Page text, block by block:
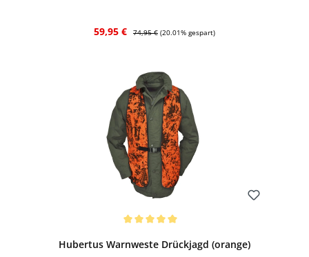
Verkaufspreis:
59,95 € Regulärer Preis:
74,95 € (20.01% gespart)
Hubertus Warnweste Drückjagd (orange)